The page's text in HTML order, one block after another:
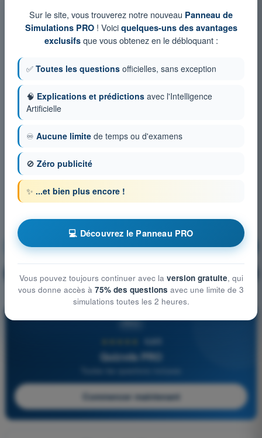
Navigation S'entraîner !
PRO Explication de la question
PRO
4,6/5
Quizvds PRO
Commencer maintenant
Sur le site, vous trouverez notre nouveau Panneau de
Simulations PRO! Voici quelques-uns des avantages
exclusifsque vous obtenez en le débloquant :
✅ Toutes les questions officielles, sans exception
🧠 Explications et prédictions avec l'Intelligence
Artificielle
♾️ Aucune limite de temps ou d'examens
🚫 Zéro publicité
✨ ...et bien plus encore !
💻 Découvrez le Panneau PRO
Vous pouvez toujours continuer avec la version gratuite, qui
vous donne accès à 75% des questions avec une limite de 3
simulations toutes les 2 heures.